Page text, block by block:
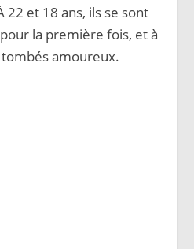
22 et 18 ans, ils se sont
la première fois, et à
amoureux.